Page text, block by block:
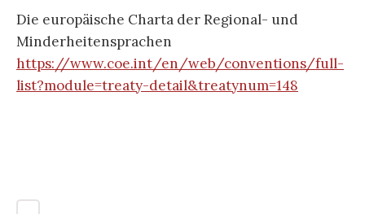
Die europäische Charta der Regional- und
Minderheitensprachen
https://www.coe.int/en/web/conventions/full-
list?module=treaty-detail&treatynum=148